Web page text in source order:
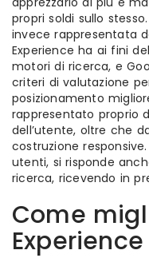
propri soldi sullo
invece rappresentata
Experience ha ai fini
motori di ricerca, e
criteri di valutazione
posizionamento
rappresentato proprio
dell’utente, oltre che
costruzione
utenti, si risponde
ricerca, ricevendo in
Come
Experience